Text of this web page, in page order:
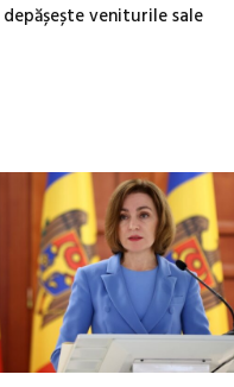
veniturile sale